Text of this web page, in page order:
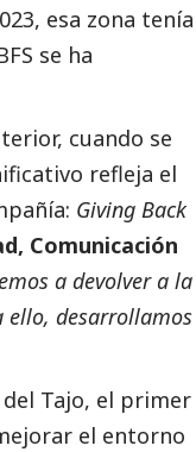
esa zona tenía
se ha
cuando se
refleja el
Giving Back
Comunicación
a devolver a la
ello, desarrollamos
Tajo, el primer
el entorno